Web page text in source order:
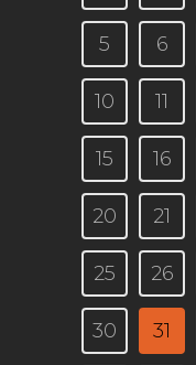
5 6
10 11
15 16
20 21
25 26
30 31